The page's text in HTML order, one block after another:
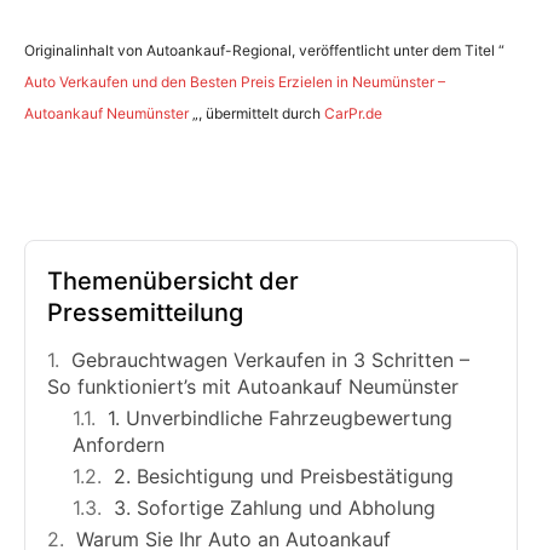
Originalinhalt von Autoankauf-Regional, veröffentlicht unter dem Titel “
Auto Verkaufen und den Besten Preis Erzielen in Neumünster –
Autoankauf Neumünster„, übermittelt durch CarPr.de
Themenübersicht der
Pressemitteilung
Gebrauchtwagen Verkaufen in 3 Schritten –
So funktioniert’s mit Autoankauf Neumünster
1. Unverbindliche Fahrzeugbewertung
Anfordern
2. Besichtigung und Preisbestätigung
3. Sofortige Zahlung und Abholung
Warum Sie Ihr Auto an Autoankauf